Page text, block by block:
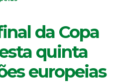
da Copa
quinta
europeias